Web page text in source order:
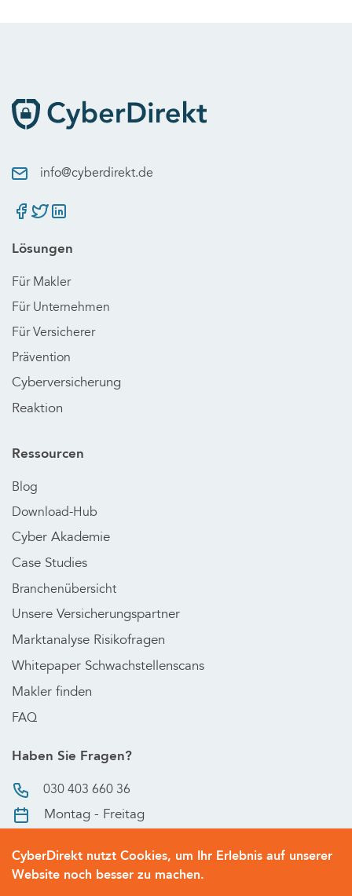
info@cyberdirekt.de
Lösungen
Für Makler
Für Unternehmen
Für Versicherer
Prävention
Cyberversicherung
Reaktion
Ressourcen
Blog
Download-Hub
Cyber Akademie
Case Studies
Branchenübersicht
Unsere Versicherungspartner
Marktanalyse Risikofragen
Whitepaper Schwachstellenscans
Makler finden
FAQ
Haben Sie Fragen?
030 403 660 36
Montag - Freitag
CyberDirekt nutzt Cookies, um Ihr Erlebnis auf unserer
Website noch besser zu machen.